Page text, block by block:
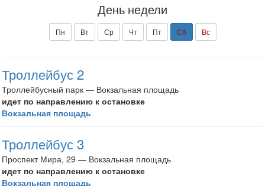
День недели
Пн Вт Ср Чт Пт Сб Вс
Троллейбус 2
Троллейбусный парк — Вокзальная площадь
идет по направлению к остановке
Вокзальная площадь
Троллейбус 3
Проспект Мира, 29 — Вокзальная площадь
идет по направлению к остановке
Вокзальная площадь